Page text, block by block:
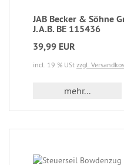
JAB Becker & Söhne
J.A.B. BE 115436
39,99 EUR
incl. 19 % USt zzgl.
mehr...